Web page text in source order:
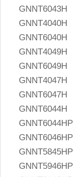
GNNT6043H
GNNT4040H
GNNT6040H
GNNT4049H
GNNT6049H
GNNT4047H
GNNT6047H
GNNT6044H
GNNT6044HP
GNNT6046HP
GNNT5845HP
GNNT5946HP